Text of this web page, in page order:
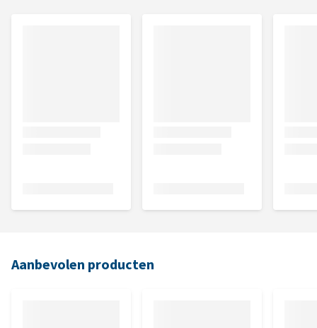
Aanbevolen producten